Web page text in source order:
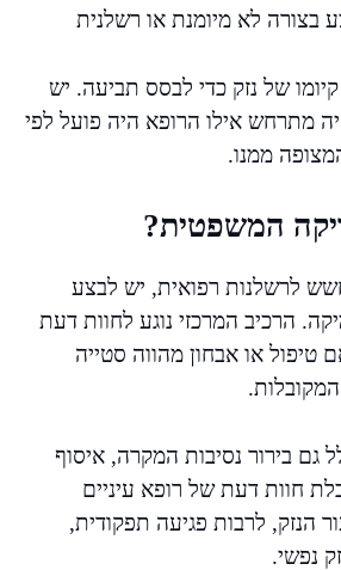
בצורה לא מיומנת או רשלנית
של נזק כדי לבסס תביעה. יש
מתרחש אילו הרופא היה פועל לפי
ממנו.
המשפטית?
לרשלנות רפואית, יש לבצע
הרכיב המרכזי נוגע לחוות דעת
טיפול או אבחון מהווה סטייה
גם בירור נסיבות המקרה, איסוף
חוות דעת של רופא עיניים
הנזק, לרבות פגיעה תפקודית,
נפשי.